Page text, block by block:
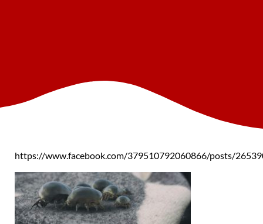
https://www.facebook.com/379510792060866/posts/